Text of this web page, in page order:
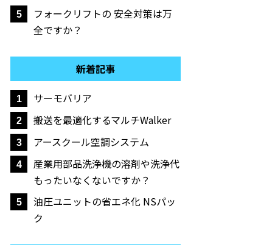
5
フォークリフトの 安全対策は万
全ですか？
新着記事
1 サーモバリア
2 搬送を最適化するマルチWalker
3 アースクール空調システム
4
産業用部品洗浄機の溶剤や洗浄代
もったいなくないですか？
5
油圧ユニットの省エネ化 NSパッ
ク